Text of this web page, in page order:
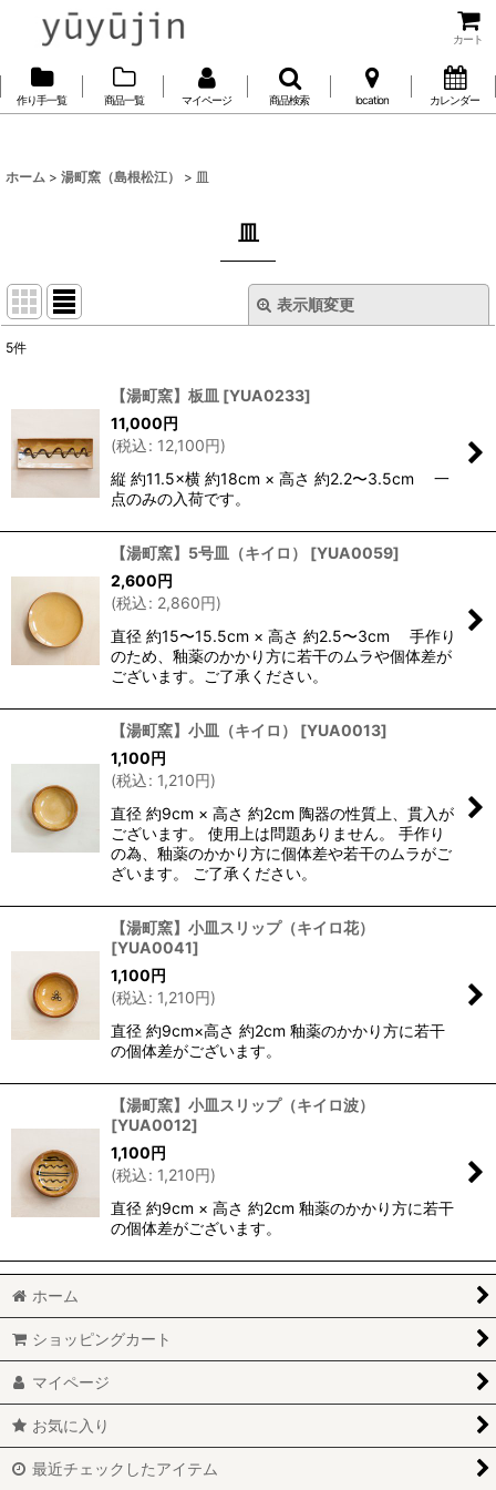
カート
作り手一覧 商品一覧 マイページ 商品検索 location カレンダー
ホーム > 湯町窯（島根松江） > 皿
皿
表示順変更
絞り込む
5件
【湯町窯】板皿 [YUA0233]
11,000円
(税込: 12,100円)
縦 約11.5×横 約18cm × 高さ 約2.2〜3.5cm 一
点のみの入荷です。
【湯町窯】5号皿（キイロ） [YUA0059]
2,600円
(税込: 2,860円)
直径 約15〜15.5cm × 高さ 約2.5〜3cm 手作り
のため、釉薬のかかり方に若干のムラや個体差が
ございます。ご了承ください。
【湯町窯】小皿（キイロ） [YUA0013]
1,100円
(税込: 1,210円)
直径 約9cm × 高さ 約2cm 陶器の性質上、貫入が
ございます。 使用上は問題ありません。 手作り
の為、釉薬のかかり方に個体差や若干のムラがご
ざいます。 ご了承ください。
【湯町窯】小皿スリップ（キイロ花）
[YUA0041]
1,100円
(税込: 1,210円)
直径 約9cm×高さ 約2cm 釉薬のかかり方に若干
の個体差がございます。
【湯町窯】小皿スリップ（キイロ波）
[YUA0012]
1,100円
(税込: 1,210円)
直径 約9cm × 高さ 約2cm 釉薬のかかり方に若干
の個体差がございます。
ホーム
ショッピングカート
マイページ
お気に入り
最近チェックしたアイテム